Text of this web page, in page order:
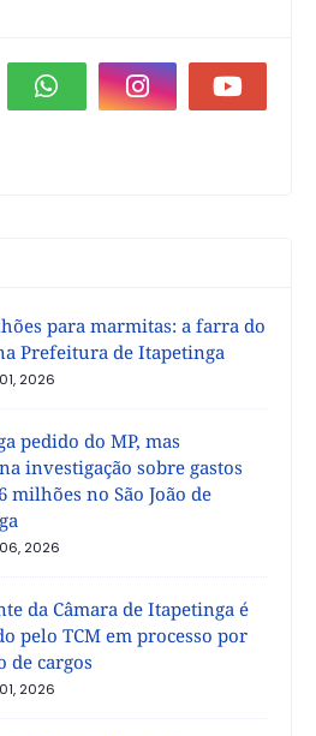
para marmitas: a farra do
Prefeitura de Itapetinga
2026
pedido do MP, mas
investigação sobre gastos
milhões no São João de
2026
da Câmara de Itapetinga é
pelo TCM em processo por
de cargos
2026